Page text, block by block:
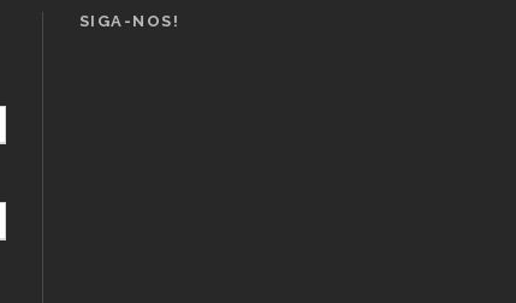
SIGA-NOS!